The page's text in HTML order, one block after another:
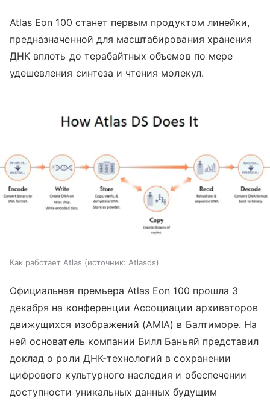
Atlas Eon 100 станет первым продуктом линейки,
предназначенной для масштабирования хранения
ДНК вплоть до терабайтных объемов по мере
удешевления синтеза и чтения молекул.
Как работает Atlas источник: Atlasds
Официальная премьера Atlas Eon 100 прошла 3
декабря на конференции Ассоциации архиваторов
движущихся изображений (AMIA) в Балтиморе. На
ней основатель компании Билл Баньяй представил
доклад о роли ДНК-технологий в сохранении
цифрового культурного наследия и обеспечении
доступности уникальных данных будущим